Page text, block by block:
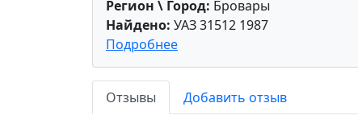
Регион \ Город: Бровары
Найдено: УАЗ 31512 1987
Подробнее
Отзывы
Добавить отзыв